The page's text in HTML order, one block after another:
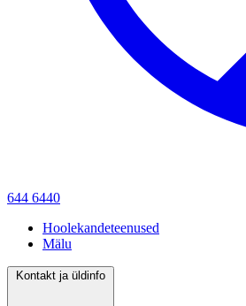
644 6440
Hoolekandeteenused
Mälu
Kontakt ja üldinfo